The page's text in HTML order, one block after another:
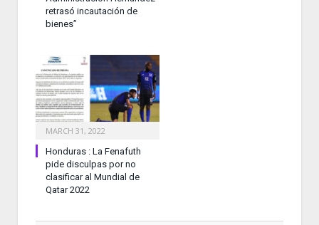
retrasó incautación de
bienes”
MARCH 31, 2022
Honduras : La Fenafuth
pide disculpas por no
clasificar al Mundial de
Qatar 2022